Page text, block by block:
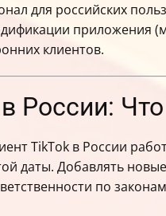
для российских
приложения
клиентов.
России:
TikTok в России
даты. Добавлять
по